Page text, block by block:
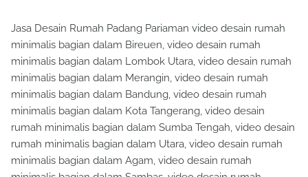
Jasa Desain Rumah Padang Pariaman video desain rumah
minimalis bagian dalam Bireuen, video desain rumah
minimalis bagian dalam Lombok Utara, video desain rumah
minimalis bagian dalam Merangin, video desain rumah
minimalis bagian dalam Bandung, video desain rumah
minimalis bagian dalam Kota Tangerang, video desain
rumah minimalis bagian dalam Sumba Tengah, video desain
rumah minimalis bagian dalam Utara, video desain rumah
minimalis bagian dalam Agam, video desain rumah